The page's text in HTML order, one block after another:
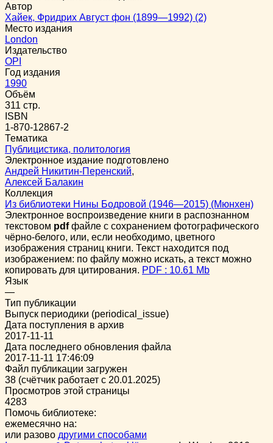
Автор
Хайек, Фридрих Август фон (1899—1992) (2)
Место издания
London
Издательство
OPI
Год издания
1990
Объём
311 стр.
ISBN
1-870-12867-2
Тематика
Публицистика, политология
Электронное издание подготовлено
Андрей Никитин-Перенский,
Алексей Балакин
Коллекция
Из библиотеки Нины Бодровой (1946—2015) (Мюнхен)
Электронное воспроизведение книги в распознанном
текстовом pdfфайле с сохранением фотографического
чёрно-белого, или, если необходимо, цветного
изображения страниц книги. Текст находится под
изображением: по файлу можно искать, а текст можно
копировать для цитирования. PDF : 10.61 Mb
Язык
—
Тип публикации
Выпуск периодики (periodical_issue)
Дата поступления в архив
2017-11-11
Дата последнего обновления файла
2017-11-11 17:46:09
Файл публикации загружен
38 (счётчик работает с 20.01.2025)
Просмотров этой страницы
4283
Помочь библиотеке:
ежемесячно на:
или разово другими способами